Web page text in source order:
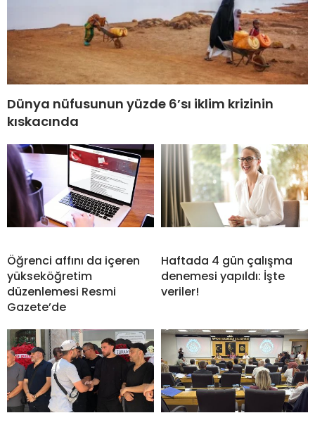
Dünya nüfusunun yüzde 6’sı iklim krizinin
kıskacında
Öğrenci affını da içeren
yükseköğretim
düzenlemesi Resmi
Gazete’de
Haftada 4 gün çalışma
denemesi yapıldı: İşte
veriler!